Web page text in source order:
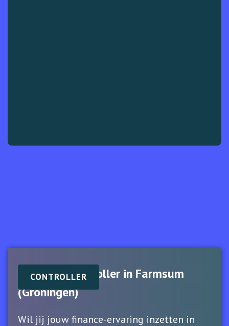
CONTROLLER
Financial Controller in Farmsum
(Groningen)
Wil jij jouw finance-ervaring inzetten in